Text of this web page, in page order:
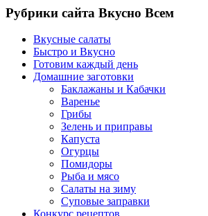
Рубрики сайта Вкусно Всем
Вкусные салаты
Быстро и Вкусно
Готовим каждый день
Домашние заготовки
Баклажаны и Кабачки
Варенье
Грибы
Зелень и приправы
Капуста
Огурцы
Помидоры
Рыба и мясо
Салаты на зиму
Суповые заправки